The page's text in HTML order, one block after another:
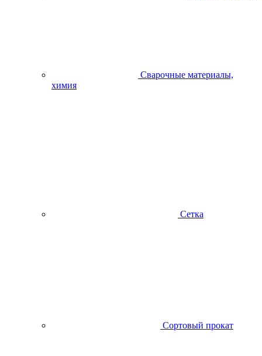
Сварочные материалы,
химия
Сетка
Сортовый прокат